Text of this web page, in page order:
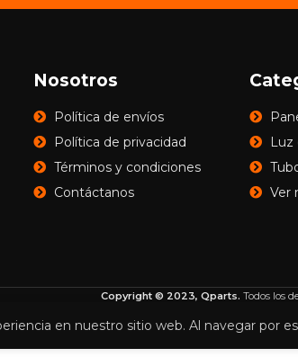
Nosotros
Política de envíos
Política de privacidad
Términos y condiciones
Contáctanos
Luz
Ver
Copyright © 2023, Qparts. Todos los
en nuestro sitio web. Al navegar por